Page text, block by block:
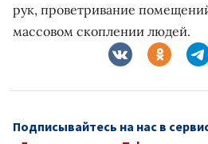
рук, проветривание
массовом скоплении людей.
Подписывайтесь на нас в